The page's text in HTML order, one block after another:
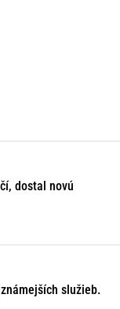
dostal novú
služieb.